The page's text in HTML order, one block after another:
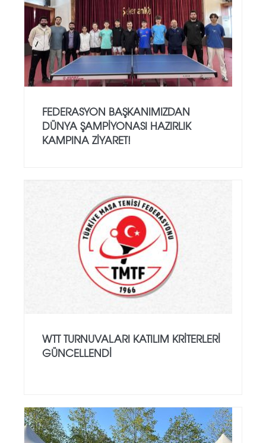
FEDERASYON BAŞKANIMIZDAN
DÜNYA ŞAMPİYONASI HAZIRLIK
KAMPINA ZİYARET!
WTT TURNUVALARI KATILIM KRITERLERI
GÜNCELLENDI